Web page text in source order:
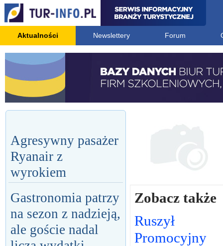
Aktualności Newslettery Forum
Agresywny pasażer
Ryanair z
wyrokiem
Gastronomia patrzy
na sezon z nadzieją,
ale goście nadal
Zobacz także
Ruszył
Promocyjny